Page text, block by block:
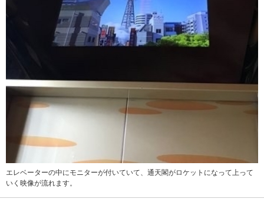
エレベーターの中にモニターが付いていて、通天閣がロケットになって上って
いく映像が流れます。